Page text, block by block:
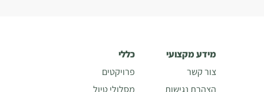
כללי
פרויקטים
מסלולי טיול
מידע מקצועי
צור קשר
הצהרת נגישות